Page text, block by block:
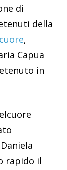
di
della
,
Capua
in
rapido il